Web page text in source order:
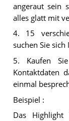
angeraut sein
alles glatt mit
4. 15
suchen Sie
5. Kaufen
Kontaktdaten
einmal
Beispiel :
Das Highlight